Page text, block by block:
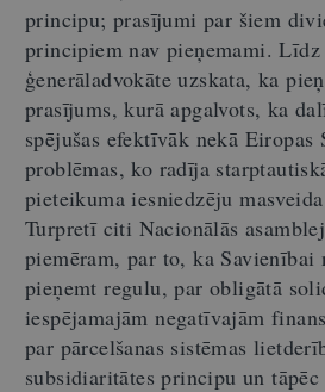
principu; prasījumi par šiem
principiem nav pieņemami.
ģenerāladvokāte uzskata, ka
prasījums, kurā apgalvots, ka
spējušas efektīvāk nekā Eiropas
problēmas, ko radīja
pieteikuma iesniedzēju
Turpretī citi Nacionālās
piemēram, par to, ka Savienībai
pieņemt regulu, par obligātā
iespējamajām negatīvajām
par pārcelšanas sistēmas
subsidiaritātes principu un